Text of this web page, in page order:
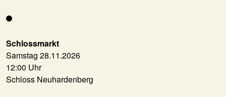
Schlossmarkt
Samstag 28.11.2026
12:00 Uhr
Schloss Neuhardenberg